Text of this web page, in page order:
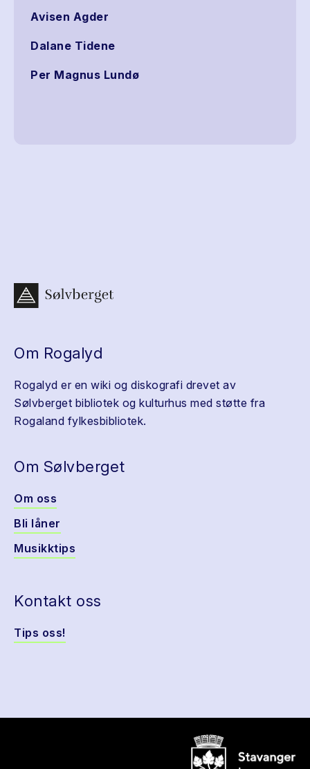
Avisen Agder
Dalane Tidene
Per Magnus Lundø
Om Rogalyd
Rogalyd er en wiki og diskografi drevet av
Sølvberget bibliotek og kulturhus med støtte fra
Rogaland fylkesbibliotek.
Om Sølvberget
Om oss
Bli låner
Musikktips
Kontakt oss
Tips oss!